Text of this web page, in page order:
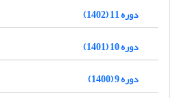
دوره 11 (1402)
دوره 10 (1401)
دوره 9 (1400)